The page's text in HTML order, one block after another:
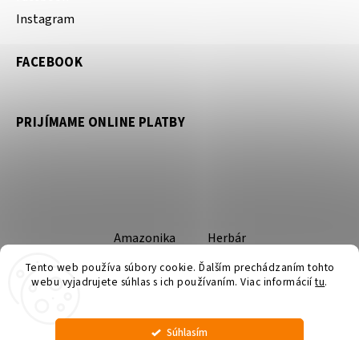
Tento web používa súbory cookie. Ďalším prechádzaním tohto
webu vyjadrujete súhlas s ich používaním. Viac informáciítu.
Súhlasím
Instagram
FACEBOOK
PRIJÍMAME ONLINE PLATBY
Amazonika Herbár